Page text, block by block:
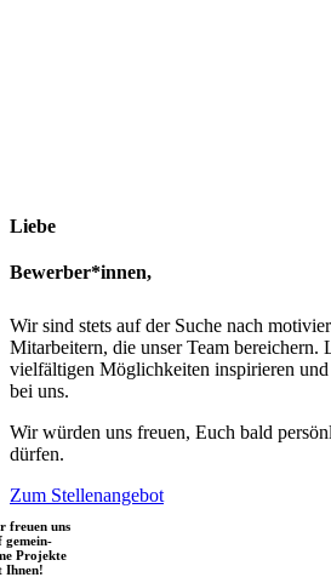
Liebe
Bewerber*innen,
Wir sind stets auf der Suche nach
Mitarbeitern, die unser Team bereichern.
vielfältigen Möglichkeiten inspirieren
bei uns.
Wir würden uns freuen, Euch bald
dürfen.
Zum Stellenangebot
freuen uns
gemein-
Projekte
Ihnen!